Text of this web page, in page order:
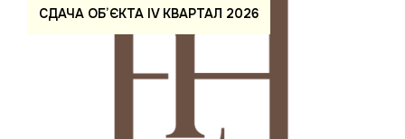
СДАЧА ОБ’ЄКТА IV КВАРТАЛ 2026